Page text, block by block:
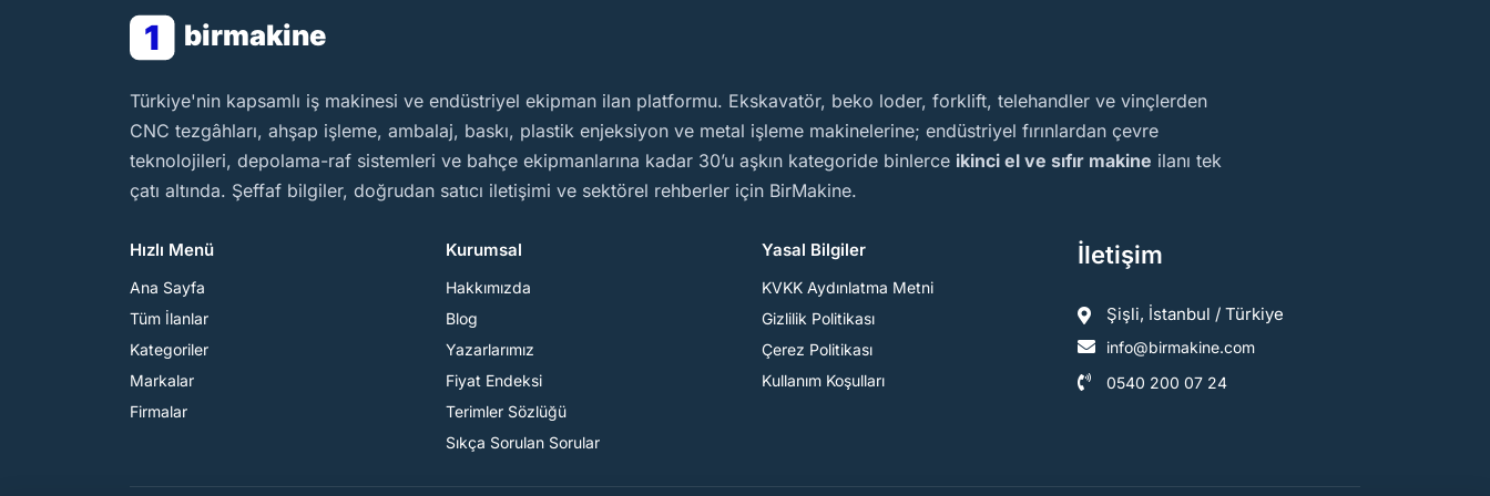
1 birmakine
BirMakine
Türkiye'nin kapsamlı iş makinesi ve endüstriyel ekipman ilan platformu. Ekskavatör, beko loder, forklift, telehandler ve vinçlerden
CNC tezgâhları, ahşap işleme, ambalaj, baskı, plastik enjeksiyon ve metal işleme makinelerine; endüstriyel fırınlardan çevre
teknolojileri, depolama-raf sistemleri ve bahçe ekipmanlarına kadar 30’u aşkın kategoride binlerce ikinci el ve sıfır makine ilanı tek
çatı altında. Şeffaf bilgiler, doğrudan satıcı iletişimi ve sektörel rehberler için BirMakine.
Hızlı Menü
Ana Sayfa
Tüm İlanlar
Kategoriler
Markalar
Firmalar
Kurumsal
Hakkımızda
Blog
Yazarlarımız
Fiyat Endeksi
Terimler Sözlüğü
Sıkça Sorulan Sorular
Yasal Bilgiler
KVKK Aydınlatma Metni
Gizlilik Politikası
Çerez Politikası
Kullanım Koşulları
İletişim
Şişli, İstanbul / Türkiye
info@birmakine.com
0540 200 07 24